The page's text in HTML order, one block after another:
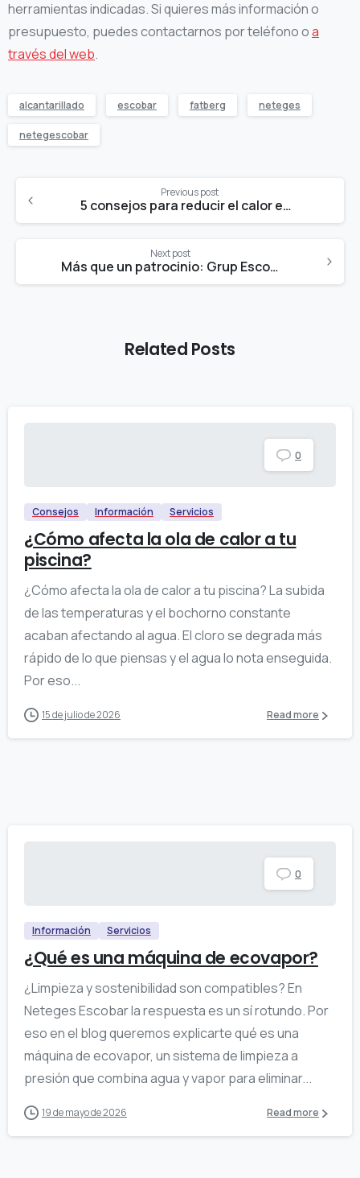
herramientas indicadas. Si quieres más información o
presupuesto, puedes contactarnos por teléfono oa
través del web.
alcantarillado escobar fatberg neteges
netegescobar
Reading
Previous post
5 consejos para reducir el calor en la escuela
Next post
Más que un patrocinio: Grup Escobar refuerza el vínculo con el Maresme
Related Posts
0
Consejos Información Servicios
¿Cómo afecta la ola de calor a tu
piscina?
¿Cómo afecta la ola de calor a tu piscina? La subida
de las temperaturas y el bochorno constante
acaban afectando al agua. El cloro se degrada más
rápido de lo que piensas y el agua lo nota enseguida.
Por eso...
15 de julio de 2026 Read more
0
Información Servicios
¿Qué es una máquina de ecovapor?
¿Limpieza y sostenibilidad son compatibles? En
Neteges Escobar la respuesta es un sí rotundo. Por
eso en el blog queremos explicarte qué es una
máquina de ecovapor, un sistema de limpieza a
presión que combina agua y vapor para eliminar...
19 de mayo de 2026 Read more